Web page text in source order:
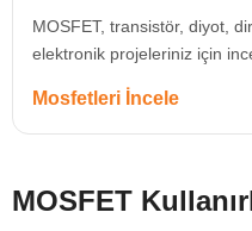
MOSFET, transistör, diyot,
elektronik projeleriniz için
Mosfetleri İncele
MOSFET